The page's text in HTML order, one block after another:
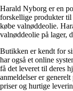
Harald Nyborg er en
forskellige produkter til
købe valnøddeolie.
valnøddeolie på lager,
Butikken er kendt for
har også et online
få det leveret til deres
anmeldelser er
priser og hurtige